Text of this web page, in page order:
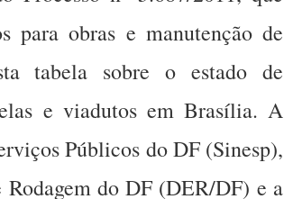
para obras e manutenção de
tabela sobre o estado de
e viadutos em Brasília. A
Públicos do DF (Sinesp),
do DF (DER/DF) e a